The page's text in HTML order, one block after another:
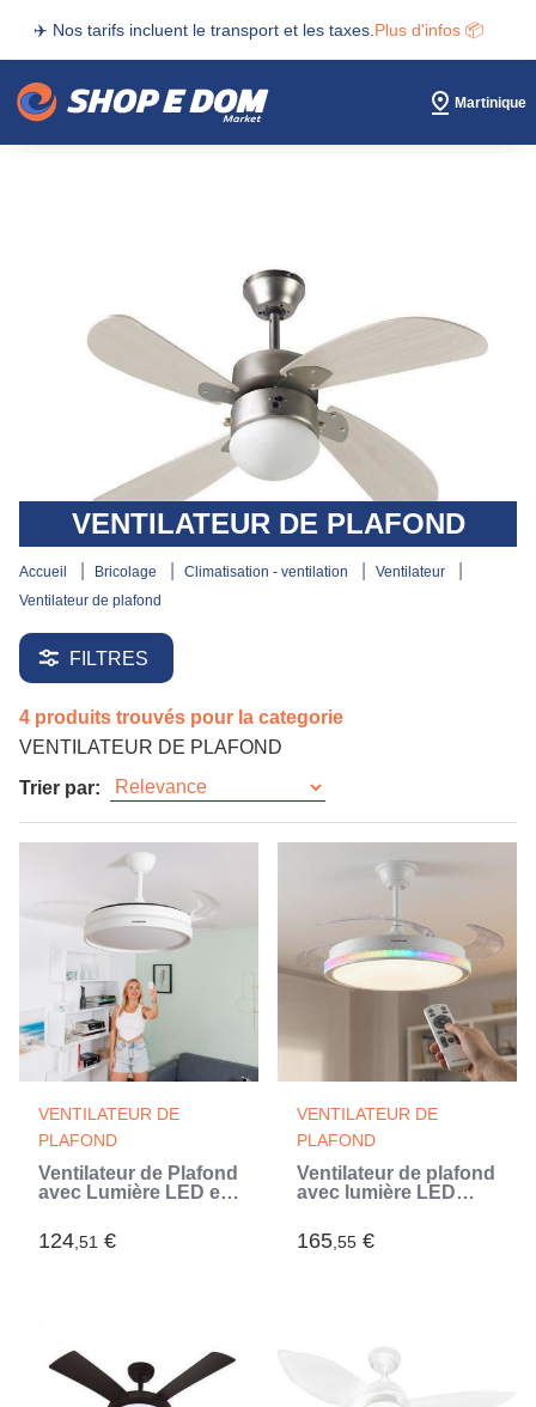
✈️ Nos tarifs incluent le transport et les taxes. Plus d'infos 📦
Martinique
VENTILATEUR DE PLAFOND
accueil bricolage climatisation - ventilation
ventilateur
ventilateur de plafond
FILTRES
4 produits trouvés pour la categorie
VENTILATEUR DE PLAFOND
Trier par:
VENTILATEUR DE
PLAFOND
Ventilateur de Plafond
avec Lumière LED et
Keteez InnovaGoods
Blanc 72 W Ø49-104
124,51 €
VENTILATEUR DE
PLAFOND
Ventilateur de plafond
avec lumière LED
rétractables et
télécommande
165,55 €